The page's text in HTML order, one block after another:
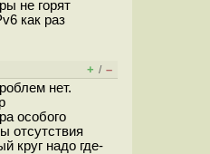
не горят
как раз
+ / –
нет.
особого
отсутствия
круг надо где-